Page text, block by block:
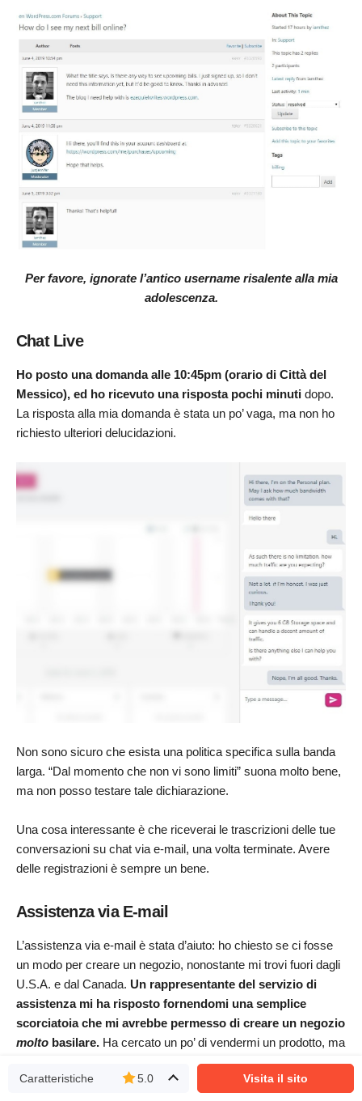
Per favore, ignorate l’antico username risalente alla mia
adolescenza.
Chat Live
Ho posto una domanda alle 10:45pm (orario di Città del
Messico), ed ho ricevuto una risposta pochi minuti dopo.
La risposta alla mia domanda è stata un po’ vaga, ma non ho
richiesto ulteriori delucidazioni.
Non sono sicuro che esista una politica specifica sulla banda
larga. “Dal momento che non vi sono limiti” suona molto bene,
ma non posso testare tale dichiarazione.
Una cosa interessante è che riceverai le trascrizioni delle tue
conversazioni su chat via e-mail, una volta terminate. Avere
delle registrazioni è sempre un bene.
Assistenza via E-mail
L’assistenza via e-mail è stata d’aiuto: ho chiesto se ci fosse
un modo per creare un negozio, nonostante mi trovi fuori dagli
U.S.A. e dal Canada. Un rappresentante del servizio di
assistenza mi ha risposto fornendomi una semplice
scorciatoia che mi avrebbe permesso di creare un negozio
molto basilare. Ha cercato un po’ di vendermi un prodotto, ma
il piano che mi ha proposto avrebbe effettivamente reso la
scorciatoia più semplice da seguire, quindi non posso
Caratteristiche 5.0 Visita il sito